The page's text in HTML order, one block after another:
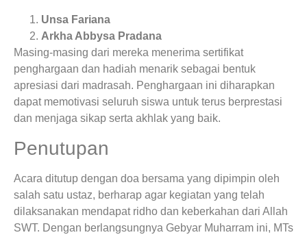
Unsa Fariana
Arkha Abbysa Pradana
Masing-masing dari mereka menerima sertifikat
penghargaan dan hadiah menarik sebagai bentuk
apresiasi dari madrasah. Penghargaan ini diharapkan
dapat memotivasi seluruh siswa untuk terus berprestasi
dan menjaga sikap serta akhlak yang baik.
Penutupan
Acara ditutup dengan doa bersama yang dipimpin oleh
salah satu ustaz, berharap agar kegiatan yang telah
dilaksanakan mendapat ridho dan keberkahan dari Allah
SWT. Dengan berlangsungnya Gebyar Muharram ini, MTs